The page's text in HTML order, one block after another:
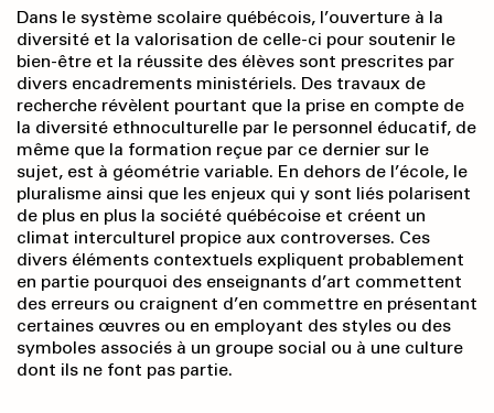
Dans le système scolaire québécois, l’ouverture à la
diversité et la valorisation de celle-ci pour soutenir le
bien-être et la réussite des élèves sont prescrites par
divers encadrements ministériels. Des travaux de
recherche révèlent pourtant que la prise en compte de
la diversité ethnoculturelle par le personnel éducatif, de
même que la formation reçue par ce dernier sur le
sujet, est à géométrie variable. En dehors de l’école, le
pluralisme ainsi que les enjeux qui y sont liés polarisent
de plus en plus la société québécoise et créent un
climat interculturel propice aux controverses. Ces
divers éléments contextuels expliquent probablement
en partie pourquoi des enseignants d’art commettent
des erreurs ou craignent d’en commettre en présentant
certaines œuvres ou en employant des styles ou des
symboles associés à un groupe social ou à une culture
dont ils ne font pas partie.